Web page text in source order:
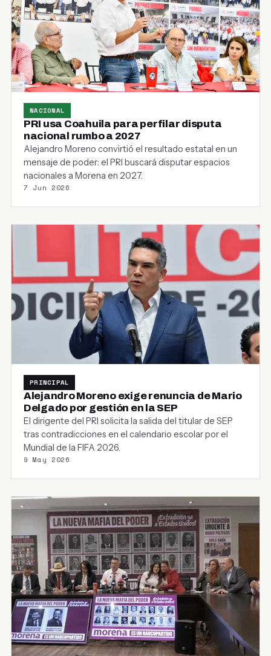
NACIONAL
PRI usa Coahuila para perfilar disputa
nacional rumbo a 2027
Alejandro Moreno convirtió el resultado estatal en un
mensaje de poder: el PRI buscará disputar espacios
nacionales a Morena en 2027.
7 Jun 2026
PRINCIPAL
Alejandro Moreno exige renuncia de Mario
Delgado por gestión en la SEP
El dirigente del PRI solicita la salida del titular de SEP
tras contradicciones en el calendario escolar por el
Mundial de la FIFA 2026.
9 May 2026